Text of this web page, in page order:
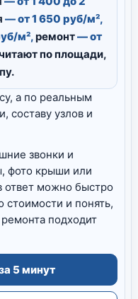
— от 1 650 руб/м²,
м²,ремонт— от
по площади,
а по реальным
составу узлов и
звонки и
фото крыши или
ответ можно быстро
стоимости и понять,
подходит
5 минут